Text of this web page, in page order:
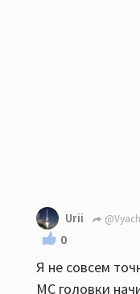
Urii
0
Я не совсем
МС головки